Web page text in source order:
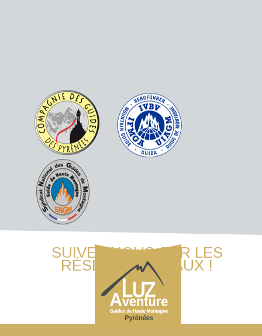
SUIVEZ-NOUS SUR LES
RÉSEAUX SOCIAUX !